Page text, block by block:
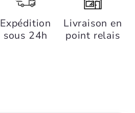
Expédition
sous 24h
Livraison en
point relais